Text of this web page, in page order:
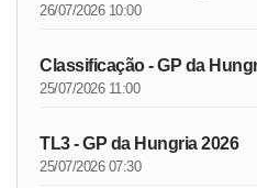
26/07/2026 10:00
Classificação - GP da
25/07/2026 11:00
TL3 - GP da Hungria 2026
25/07/2026 07:30